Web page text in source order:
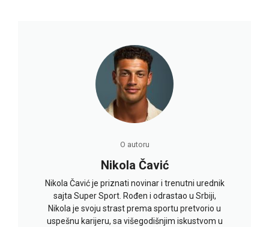
O autoru
Nikola Čavić
Nikola Čavić je priznati novinar i trenutni urednik
sajta Super Sport. Rođen i odrastao u Srbiji,
Nikola je svoju strast prema sportu pretvorio u
uspešnu karijeru, sa višegodišnjim iskustvom u